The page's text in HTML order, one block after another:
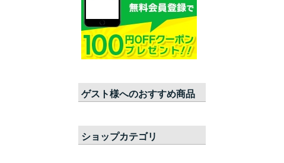
ゲスト様へのおすすめ商品
ショップカテゴリ